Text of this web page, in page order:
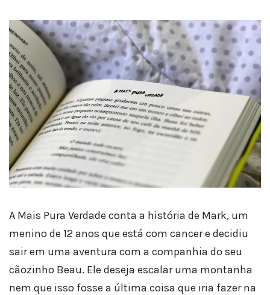
A Mais Pura Verdade conta a história de Mark, um
menino de 12 anos que está com cancer e decidiu
sair em uma aventura com a companhia do seu
cãozinho Beau. Ele deseja escalar uma montanha
nem que isso fosse a última coisa que iria fazer na